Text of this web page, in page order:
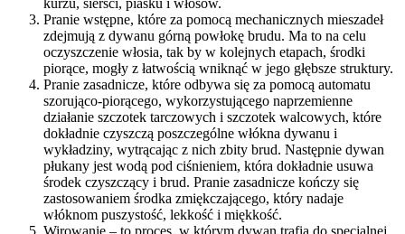
kurzu, sierści, piasku i włosów.
Pranie wstępne, które za pomocą mechanicznych mieszadeł
zdejmują z dywanu górną powłokę brudu. Ma to na celu
oczyszczenie włosia, tak by w kolejnych etapach, środki
piorące, mogły z łatwością wniknąć w jego głębsze struktury.
Pranie zasadnicze, które odbywa się za pomocą automatu
szorująco-piorącego, wykorzystującego naprzemienne
działanie szczotek tarczowych i szczotek walcowych, które
dokładnie czyszczą poszczególne włókna dywanu i
wykładziny, wytrącając z nich zbity brud. Następnie dywan
płukany jest wodą pod ciśnieniem, która dokładnie usuwa
środek czyszczący i brud. Pranie zasadnicze kończy się
zastosowaniem środka zmiękczającego, który nadaje
włóknom puszystość, lekkość i miękkość.